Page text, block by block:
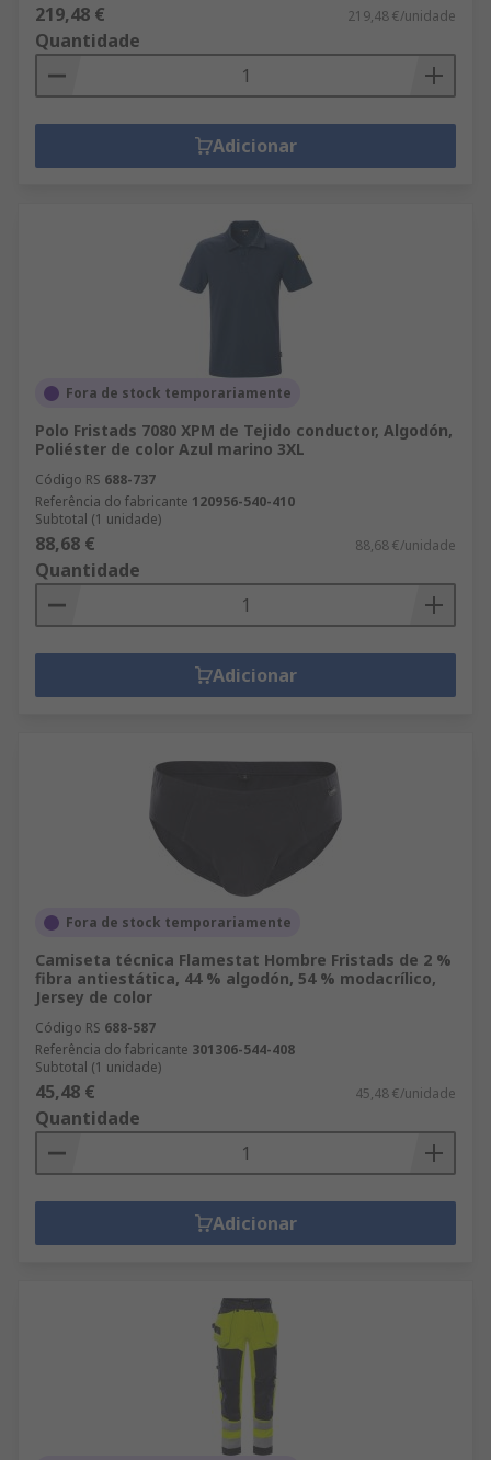
219,48 € 219,48 €/unidade
Quantidade
Adicionar
Fora de stock temporariamente
Polo Fristads 7080 XPM de Tejido conductor, Algodón,
Poliéster de color Azul marino 3XL
Código RS 688-737
Referência do fabricante 120956-540-410
Subtotal (1 unidade)
88,68 € 88,68 €/unidade
Quantidade
Adicionar
Fora de stock temporariamente
Camiseta técnica Flamestat Hombre Fristads de 2 %
fibra antiestática, 44 % algodón, 54 % modacrílico,
Jersey de color
Código RS 688-587
Referência do fabricante 301306-544-408
Subtotal (1 unidade)
45,48 € 45,48 €/unidade
Quantidade
Adicionar